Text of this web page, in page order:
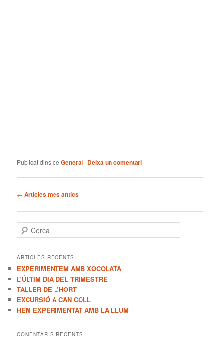
Publicat dins de General | Deixa un comentari
Navegació
articles
← Articles més antics
e
c
ARTICLES RECENTS
EXPERIMENTEM AMB XOCOLATA
L’ÚLTIM DIA DEL TRIMESTRE
TALLER DE L’HORT
EXCURSIÓ A CAN COLL
HEM EXPERIMENTAT AMB LA LLUM
COMENTARIS RECENTS